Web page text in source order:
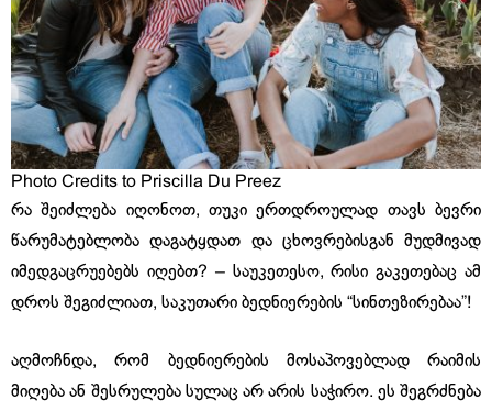
Photo Credits to Priscilla Du Preez
რა შეიძლება იღონოთ, თუკი ერთდროულად თავს ბევრი
წარუმატებლობა დაგატყდათ და ცხოვრებისგან მუდმივად
იმედგაცრუებებს იღებთ? – საუკეთესო, რისი გაკეთებაც ამ
დროს შეგიძლიათ, საკუთარი ბედნიერების “სინთეზირებაა”!
აღმოჩნდა, რომ ბედნიერების მოსაპოვებლად რაიმის
მიღება ან შესრულება სულაც არ არის საჭირო. ეს შეგრძნება